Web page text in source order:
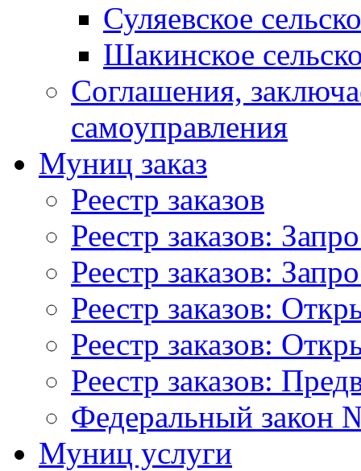
Суляевское
Шакинское
Соглашения,
самоуправления
Муниц заказ
Реестр заказов
Реестр заказов:
Реестр заказов:
Реестр заказов:
Реестр заказов:
Реестр заказов:
Федеральный закон
Муниц услуги